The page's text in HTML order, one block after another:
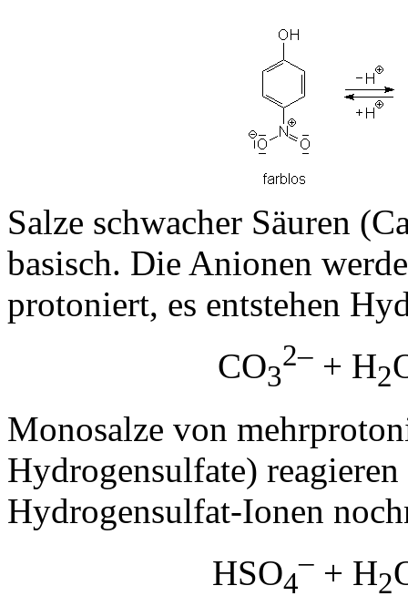
Salze schwacher Säuren
basisch. Die Anionen
protoniert, es entstehen
CO3
2–+ H2
Monosalze von
Hydrogensulfate) reagieren
Hydrogensulfat-Ionen
HSO4
– + H2